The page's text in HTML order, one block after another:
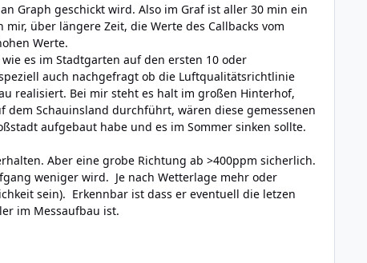
Graph geschickt wird. Also im Graf ist aller 30 min ein
über längere Zeit, die Werte des Callbacks vom
Werte.
es im Stadtgarten auf den ersten 10 oder
auch nachgefragt ob die Luftqualitätsrichtlinie
realisiert. Bei mir steht es halt im großen Hinterhof,
dem Schauinsland durchführt, wären diese gemessenen
aufgebaut habe und es im Sommer sinken sollte.
Aber eine grobe Richtung ab >400ppm sicherlich.
weniger wird. Je nach Wetterlage mehr oder
sein). Erkennbar ist dass er eventuell die letzen
im Messaufbau ist.